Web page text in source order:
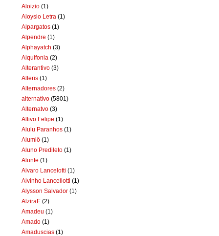
Aloizio (1)
Aloysio Letra (1)
Alpargatos (1)
Alpendre (1)
Alphayatch (3)
Alquifonia (2)
Alterantivo (3)
Alteris (1)
Alternadores (2)
alternativo (5801)
Alternatvo (3)
Altivo Felipe (1)
Alulu Paranhos (1)
Alumiô (1)
Aluno Predileto (1)
Alunte (1)
Alvaro Lancelotti (1)
Alvinho Lancellotti (1)
Alysson Salvador (1)
AlziraE (2)
Amadeu (1)
Amado (1)
Amaduscias (1)